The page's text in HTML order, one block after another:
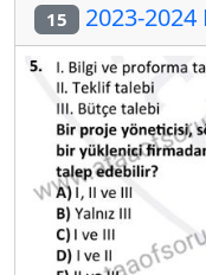
15 2023-2024